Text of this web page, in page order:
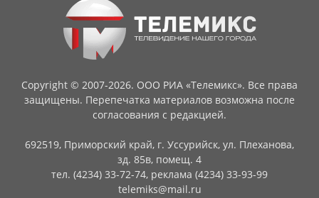
Copyright © 2007-2026. ООО РИА «Телемикс». Все права
защищены. Перепечатка материалов возможна после
согласования с редакцией.
692519, Приморский край, г. Уссурийск, ул. Плеханова,
зд. 85в, помещ. 4
тел. (4234) 33-72-74, реклама (4234) 33-93-99
telemiks@mail.ru